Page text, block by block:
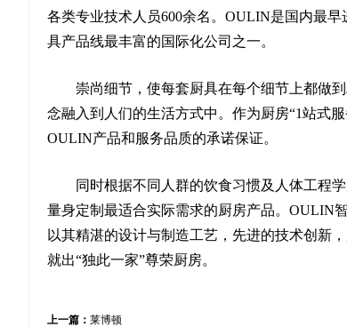
各类专业技术人员600余名。OULIN是国内最
具产品线最丰富的国际化公司之一。
崇尚细节，使每套厨具在每个细节上都做
念融入到人们的生活方式中。作为厨房“1站式
OULIN产品和服务品质的承诺保证。
同时根据不同人群的饮食习惯及人体工程
量身定制最适合实际需求的厨房产品。OULIN
以其精湛的设计与制造工艺，先进的技术创新
就出“独此一家”尊荣厨房。
上一篇： 莱博顿